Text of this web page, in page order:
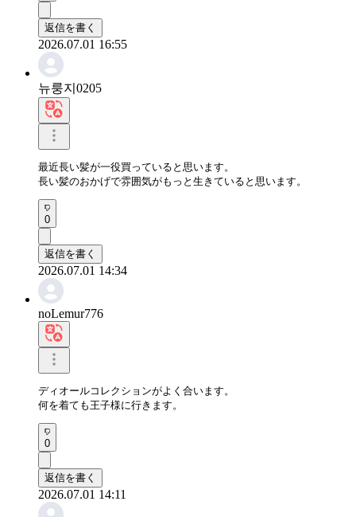
返信を書く
2026.07.01 16:55
뉴룽지0205
最近長い髪が一役買っていると思います。
長い髪のおかげで雰囲気がもっと生きていると思います。
0
返信を書く
2026.07.01 14:34
noLemur776
ディオールコレクションがよく合います。
何を着ても王子様に行きます。
0
返信を書く
2026.07.01 14:11